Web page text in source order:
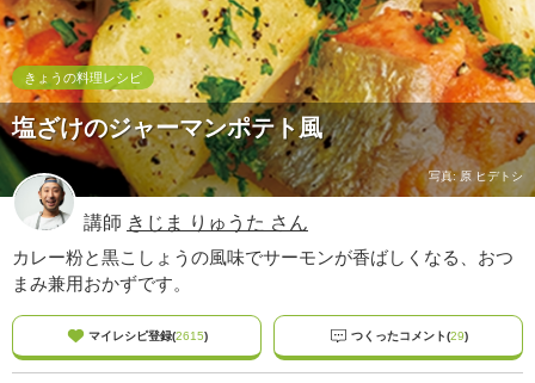
「
み
ん
な
の
き
ょ
う
の
料
きょうの料理レシピ
塩ざけのジャーマンポテト風
写真: 原 ヒデトシ
講師 きじま りゅうた さん
カレー粉と黒こしょうの風味でサーモンが香ばしくなる、おつ
まみ兼用おかずです。
マイレシピ登録(2615) つくったコメント(29)